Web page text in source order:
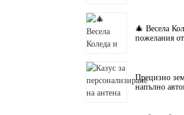
🎄 Весела
пожелания
Прецизно
напълно